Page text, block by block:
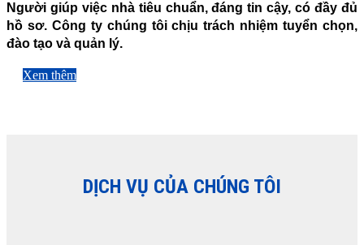
Người giúp việc nhà tiêu chuẩn, đáng tin cậy, có đầy đủ
hồ sơ. Công ty chúng tôi chịu trách nhiệm tuyển chọn,
đào tạo và quản lý.
Xem thêm
DỊCH VỤ CỦA CHÚNG TÔI